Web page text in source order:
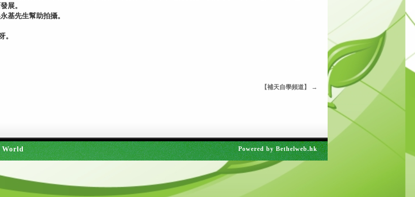
展。
基先生幫助拍攝。
。
【補天自學頻道】 →
World Powered byBethelweb.hk